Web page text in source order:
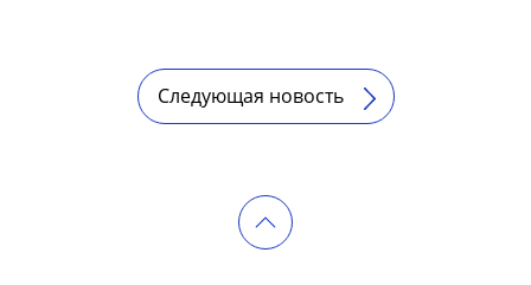
Следующая новость